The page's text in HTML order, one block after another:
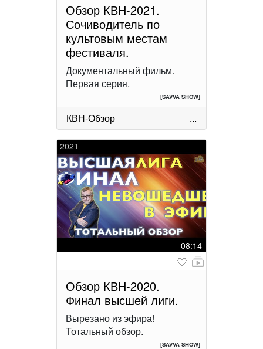
Обзор КВН-2021.
Сочиводитель по
культовым местам
фестиваля.
Документальный фильм.
Первая серия.
[SAVVA SHOW]
КВН-Обзор ...
2021
08:14
Обзор КВН-2020.
Финал высшей лиги.
Вырезано из эфира!
Тотальный обзор.
[SAVVA SHOW]